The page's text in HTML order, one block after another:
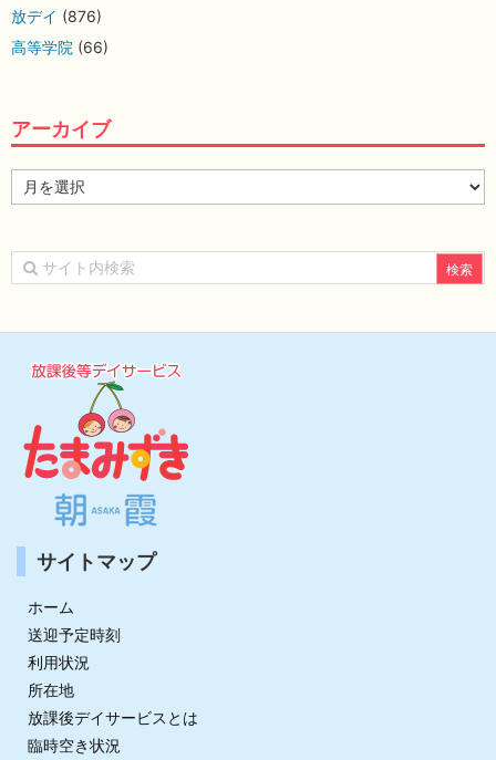
放デイ (876)
高等学院 (66)
アーカイブ
ー
イ
ブ
サイトマップ
ホーム
送迎予定時刻
利用状況
所在地
放課後デイサービスとは
臨時空き状況